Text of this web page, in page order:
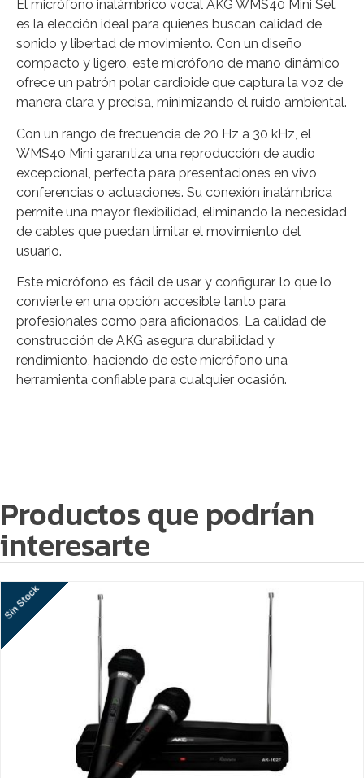
El micrófono inalámbrico vocal AKG WMS40 Mini Set
es la elección ideal para quienes buscan calidad de
sonido y libertad de movimiento. Con un diseño
compacto y ligero, este micrófono de mano dinámico
ofrece un patrón polar cardioide que captura la voz de
manera clara y precisa, minimizando el ruido ambiental.
Con un rango de frecuencia de 20 Hz a 30 kHz, el
WMS40 Mini garantiza una reproducción de audio
excepcional, perfecta para presentaciones en vivo,
conferencias o actuaciones. Su conexión inalámbrica
permite una mayor flexibilidad, eliminando la necesidad
de cables que puedan limitar el movimiento del
usuario.
Este micrófono es fácil de usar y configurar, lo que lo
convierte en una opción accesible tanto para
profesionales como para aficionados. La calidad de
construcción de AKG asegura durabilidad y
rendimiento, haciendo de este micrófono una
herramienta confiable para cualquier ocasión.
Productos que podrían
interesarte
Sin Stock